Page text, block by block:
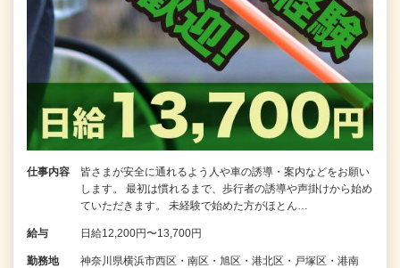
仕事内容
皆さまが安全に通れるよう人や車の誘導・案内などをお願い
します。 最初は慣れるまで、歩行者の誘導や声掛けから始め
ていただきます。 未経験で始めた方がほとん…
給与 日給12,200円〜13,700円
勤務地
神奈川県横浜市西区・南区・旭区・港北区・戸塚区・港南